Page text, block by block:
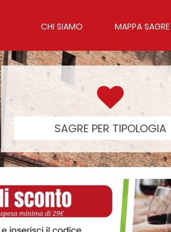
CHI SIAMO MAPPA SAGRE
SAGRE PER TIPOLOGIA